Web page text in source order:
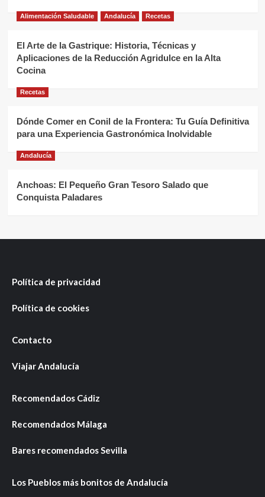
Alimentación Saludable Andalucía Recetas
El Arte de la Gastrique: Historia, Técnicas y
Aplicaciones de la Reducción Agridulce en la Alta
Cocina
Recetas
Dónde Comer en Conil de la Frontera: Tu Guía Definitiva
para una Experiencia Gastronómica Inolvidable
Andalucía
Anchoas: El Pequeño Gran Tesoro Salado que
Conquista Paladares
Política de privacidad
Política de cookies
Contacto
Viajar Andalucía
Recomendados Cádiz
Recomendados Málaga
Bares recomendados Sevilla
Los Pueblos más bonitos de Andalucía